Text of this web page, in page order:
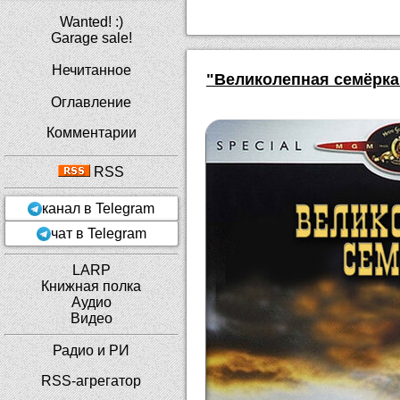
"Великолепная
Wanted! :)
Garage sale!
Нечитанное
Оглавление
Комментарии
RSS
канал в Telegram
чат в Telegram
LARP
Книжная полка
Аудио
Видео
Радио и РИ
RSS-агрегатор